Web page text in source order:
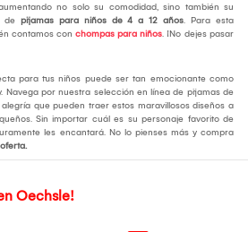
no solo su comodidad, sino también su
de pijamas para niños de 4 a 12 años. Para esta
contamos con chompas para niños. ¡No dejes pasar
para tus niños puede ser tan emocionante como
Navega por nuestra selección en línea de pijamas de
que pueden traer estos maravillosos diseños a
Sin importar cuál es su personaje favorito de
les encantará. No lo pienses más y compra
Oechsle!